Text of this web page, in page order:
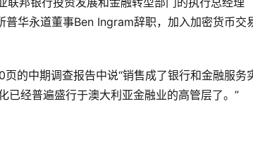
华永道董事Ben Ingram辞职，加入加密货币交
的中期调查报告中说“销售成了银行和金融服务
已经普遍盛行于澳大利亚金融业的高管层了。”